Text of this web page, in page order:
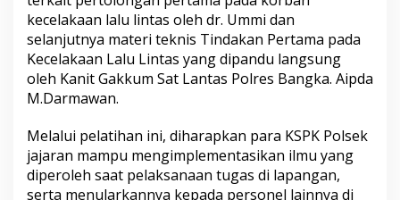
kecelakaan lalu lintas oleh dr. Ummi dan
selanjutnya materi teknis Tindakan Pertama pada
Kecelakaan Lalu Lintas yang dipandu langsung
oleh Kanit Gakkum Sat Lantas Polres Bangka. Aipda
M.Darmawan.
Melalui pelatihan ini, diharapkan para KSPK Polsek
jajaran mampu mengimplementasikan ilmu yang
diperoleh saat pelaksanaan tugas di lapangan,
serta menularkannya kepada personel lainnya di